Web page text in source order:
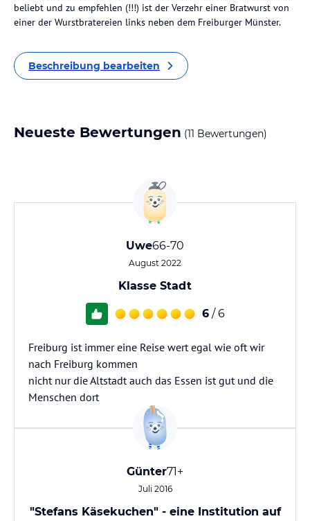
beliebt und zu empfehlen (!!!) ist der Verzehr einer Bratwurst von
einer der Wurstbratereien links neben dem Freiburger Münster.
Beschreibung bearbeiten
Neueste Bewertungen (11 Bewertungen)
Uwe66-70
August 2022
Klasse Stadt
6 / 6
Freiburg ist immer eine Reise wert egal wie oft wir
nach Freiburg kommen
nicht nur die Altstadt auch das Essen ist gut und die
Menschen dort
Günter71+
Juli 2016
"Stefans Käsekuchen" - eine Institution auf